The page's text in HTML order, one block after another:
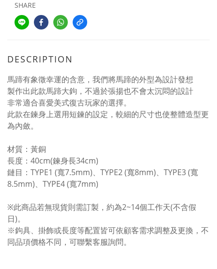
SHARE
DESCRIPTION
馬蹄有象徵幸運的含意，我們將馬蹄的外型為設計發想
製作出此款馬蹄大鉤，不過於張揚也不會太沉悶的設計
非常適合喜愛美式復古玩家的選擇。
此款在鍊身上選用短鍊的設定，較細的尺寸也使整體造型更
為內斂。
材質：黃銅
長度：40cm(鍊身長34cm)
鏈目：TYPE1 (寬7.5mm)、TYPE2 (寬8mm)、TYPE3 (寬
8.5mm)、TYPE4 (寬7mm)
※此商品若無現貨則需訂製，約為2~14個工作天(不含假
日)。
※鉤具、掛飾或長度等配置皆可依顧客需求調整及更換，不
同品項價格不同，可聯繫客服詢問。